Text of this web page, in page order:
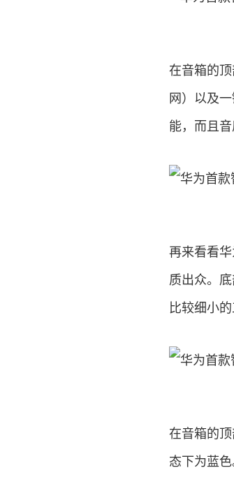
在音箱的
网）以及
能，而且
再来看看
质出众。
比较细小
在音箱的
态下为蓝色